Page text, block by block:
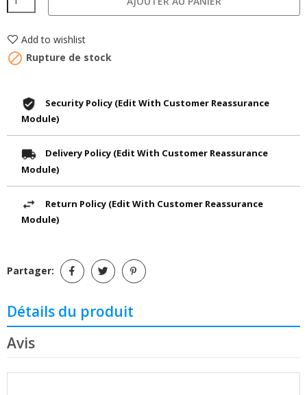
Add to wishlist
 Rupture de stock
Security Policy (edit With Customer Reassurance
Module)
Delivery Policy (edit With Customer Reassurance
Module)
Return Policy (edit With Customer Reassurance
Module)
Partager:
Détails du produit
Avis